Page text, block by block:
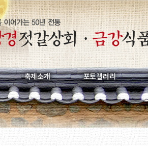
축제소개 포토갤러리